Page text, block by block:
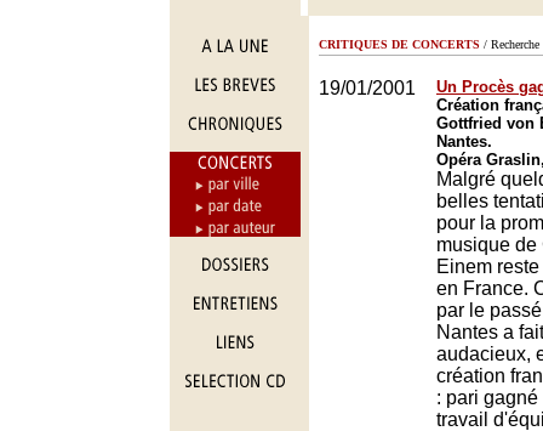
CRITIQUES DE CONCERTS / Recherche
19/01/2001
Un Procès
Création
Gottfried von
Nantes.
Opéra
Malgré
belles
pour la
musique de
Einem
en France.
par le
Nantes a
audacieux,
création
: pari
travail